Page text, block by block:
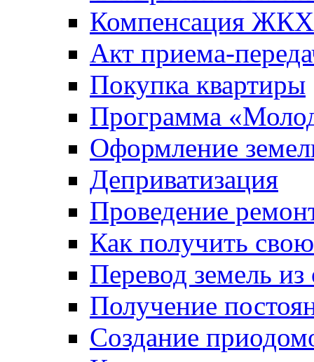
Компенсация ЖКХ
Акт приема-
Покупка квартиры
Программа
Оформление
Деприватизация
Проведение
Как получить
Перевод земель
Получение
Создание